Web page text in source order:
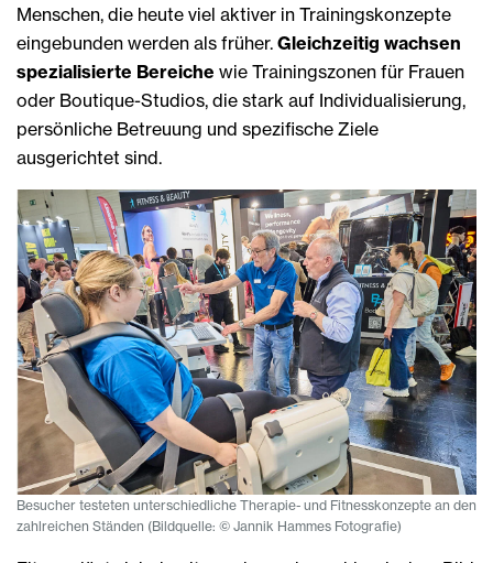
Menschen, die heute viel aktiver in Trainingskonzepte
eingebunden werden als früher. Gleichzeitig wachsen
spezialisierte Bereiche wie Trainingszonen für Frauen
oder Boutique-Studios, die stark auf Individualisierung,
persönliche Betreuung und spezifische Ziele
ausgerichtet sind.
Besucher testeten unterschiedliche Therapie- und Fitnesskonzepte an den
zahlreichen Ständen (Bildquelle: © Jannik Hammes Fotografie)